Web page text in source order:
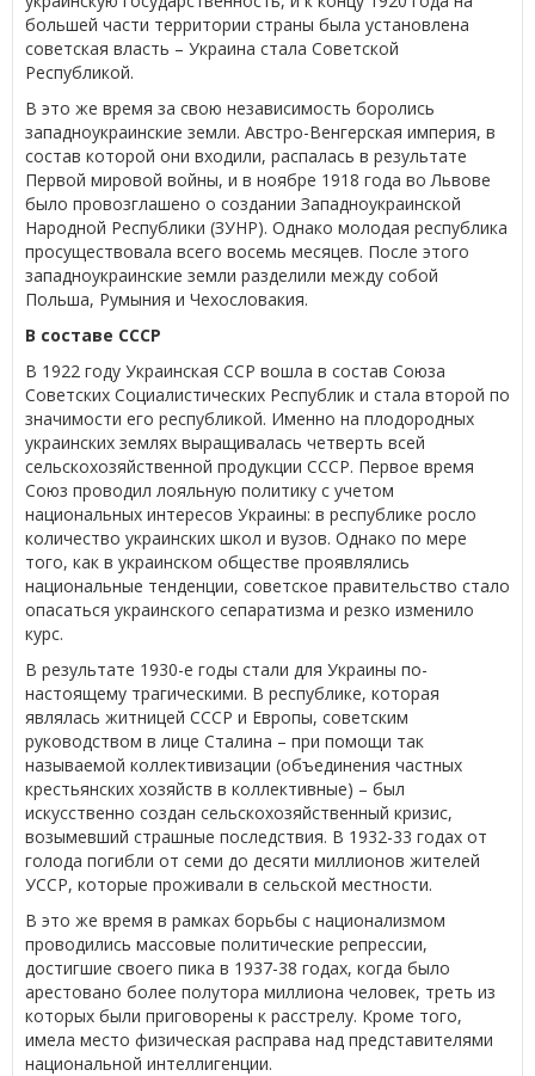
большей части территории страны была установлена
советская власть – Украина стала Советской
Республикой.
В это же время за свою независимость боролись
западноукраинские земли. Австро-Венгерская империя, в
состав которой они входили, распалась в результате
Первой мировой войны, и в ноябре 1918 года во Львове
было провозглашено о создании Западноукраинской
Народной Республики (ЗУНР). Однако молодая республика
просуществовала всего восемь месяцев. После этого
западноукраинские земли разделили между собой
Польша, Румыния и Чехословакия.
В составе СССР
В 1922 году Украинская ССР вошла в состав Союза
Советских Социалистических Республик и стала второй по
значимости его республикой. Именно на плодородных
украинских землях выращивалась четверть всей
сельскохозяйственной продукции СССР. Первое время
Союз проводил лояльную политику с учетом
национальных интересов Украины: в республике росло
количество украинских школ и вузов. Однако по мере
того, как в украинском обществе проявлялись
национальные тенденции, советское правительство стало
опасаться украинского сепаратизма и резко изменило
курс.
В результате 1930-е годы стали для Украины по-
настоящему трагическими. В республике, которая
являлась житницей СССР и Европы, советским
руководством в лице Сталина – при помощи так
называемой коллективизации (объединения частных
крестьянских хозяйств в коллективные) – был
искусственно создан сельскохозяйственный кризис,
возымевший страшные последствия. В 1932-33 годах от
голода погибли от семи до десяти миллионов жителей
УССР, которые проживали в сельской местности.
В это же время в рамках борьбы с национализмом
проводились массовые политические репрессии,
достигшие своего пика в 1937-38 годах, когда было
арестовано более полутора миллиона человек, треть из
которых были приговорены к расстрелу. Кроме того,
имела место физическая расправа над представителями
национальной интеллигенции.